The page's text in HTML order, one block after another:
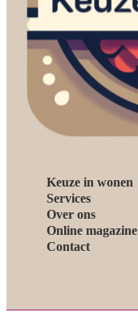
Keuze in wonen
Services
Over ons
Online magazine
Contact